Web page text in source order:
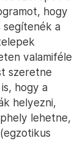
hogy
segítenék a
valamiféle
szeretne
hogy a
helyezni,
lehetne,